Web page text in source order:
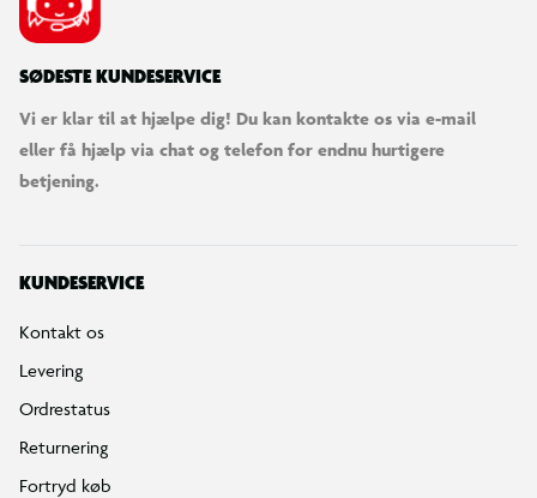
SØDESTE KUNDESERVICE
Vi er klar til at hjælpe dig! Du kan kontakte os via e-mail
eller få hjælp via chat og telefon for endnu hurtigere
betjening.
KUNDESERVICE
Kontakt os
Levering
Ordrestatus
Returnering
Fortryd køb